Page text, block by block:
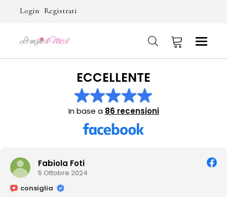
Login Registrati
No products in the cart.
ECCELLENTE
In base a 86 recensioni
Fabiola Foti
5 Ottobre 2024
consiglia